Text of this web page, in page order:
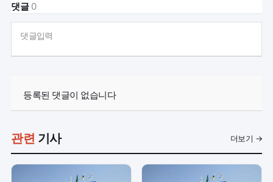
댓글 0
댓글입력
등록된 댓글이 없습니다
관련 기사 더보기 →